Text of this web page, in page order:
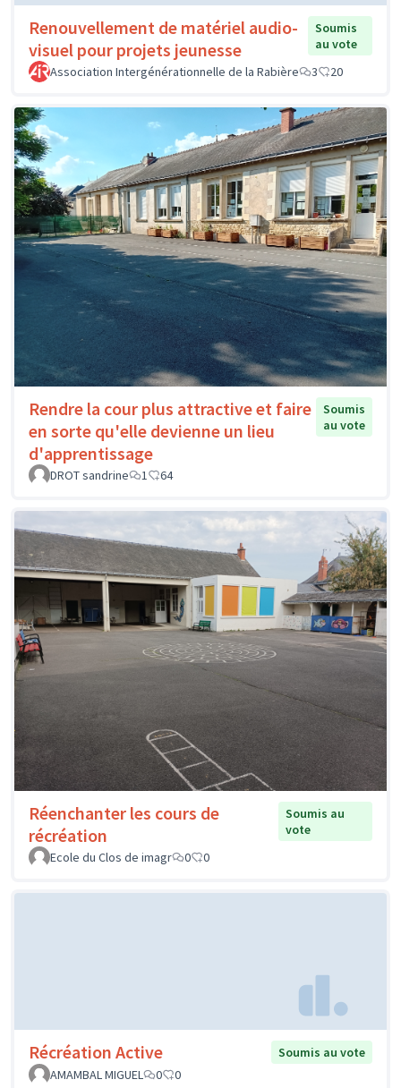
Renouvellement de matériel audio-
visuel pour projets jeunesse
Soumis
au vote
Association Intergénérationnelle de la Rabière
3 20
Rendre la cour plus attractive et faire
en sorte qu'elle devienne un lieu
d'apprentissage
Soumis
au vote
DROT sandrine 1 64
Réenchanter les cours de
récréation
Soumis au
vote
Ecole du Clos de imagr
0 0
Récréation Active
Soumis au vote
AMAMBAL MIGUEL
0 0